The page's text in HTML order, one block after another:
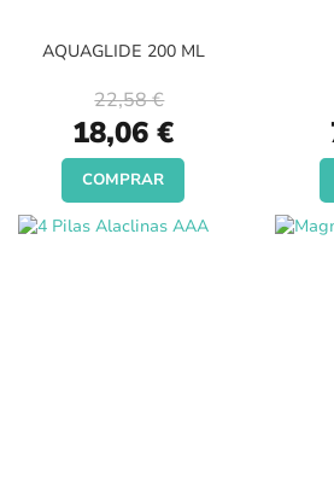
AQUAGLIDE 200 ML
Special
Price
18,06 €
22,58 €
COMPRAR